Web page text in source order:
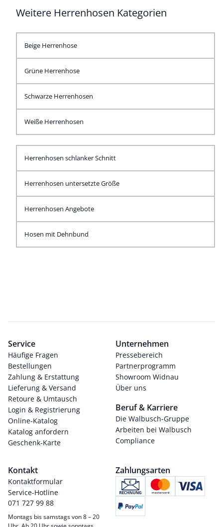
Weitere Herrenhosen Kategorien
Beige Herrenhose
Grüne Herrenhose
Schwarze Herrenhosen
Weiße Herrenhosen
Herrenhosen schlanker Schnitt
Herrenhosen untersetzte Größe
Herrenhosen Angebote
Hosen mit Dehnbund
Service
Häufige Fragen
Bestellungen
Zahlung & Erstattung
Lieferung & Versand
Retoure & Umtausch
Login & Registrierung
Online-Katalog
Katalog anfordern
Geschenk-Karte
Unternehmen
Pressebereich
Partnerprogramm
Showroom Widnau
Über uns
Beruf & Karriere
Die Walbusch-Gruppe
Arbeiten bei Walbusch
Compliance
Kontakt
Kontaktformular
Service-Hotline
071 727 99 88
Montags bis samstags von 8 – 20
Zahlungsarten